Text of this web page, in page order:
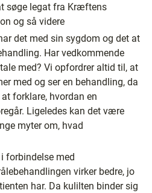
søge legat fra Kræftens
og så videre
det med sin sygdom og det at
Har vedkommende
med? Vi opfordrer altid til, at
med og ser en behandling, da
forklare, hvordan en
Ligeledes kan det være
myter om, hvad
forbindelse med
virker bedre, jo
har. Da kulilten binder sig